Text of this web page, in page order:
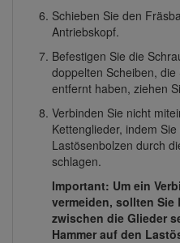
Schieben Sie den
Antriebskopf.
Befestigen Sie die
doppelten Scheiben,
entfernt haben, ziehen
Verbinden Sie nicht
Kettenglieder, indem
Lastösenbolzen durch
schlagen.
Important: Um ein
vermeiden, sollten Sie
zwischen die Glieder
Hammer auf den